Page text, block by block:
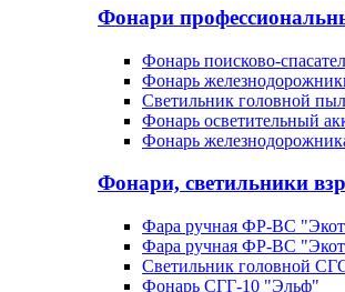
Фонари
Фонарь поисково-
Фонарь
Светильник головной
Фонарь осветительный
Фонарь
Фонари, светильники
Фара ручная ФР-ВС
Фара ручная ФР-ВС
Светильник головной
Фонарь СГГ-10 "Эльф"